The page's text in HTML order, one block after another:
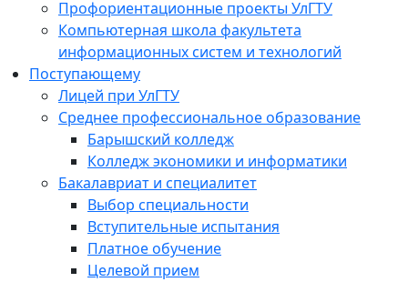
Профориентационные проекты УлГТУ
Компьютерная школа факультета
информационных систем и технологий
Поступающему
Лицей при УлГТУ
Среднее профессиональное образование
Барышский колледж
Колледж экономики и информатики
Бакалавриат и специалитет
Выбор специальности
Вступительные испытания
Платное обучение
Целевой прием